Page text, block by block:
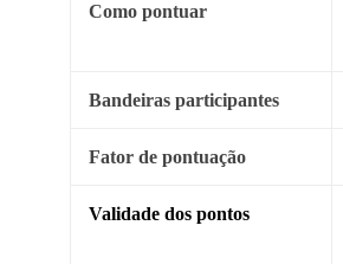
Como pontuar
Bandeiras participantes
Fator de pontuação
Validade dos pontos